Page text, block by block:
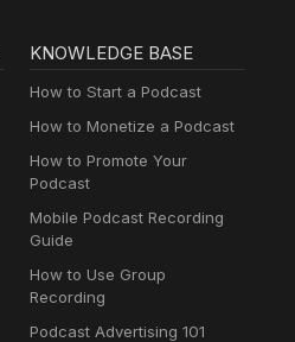
KNOWLEDGE BASE
How to Start a Podcast
How to Monetize a Podcast
How to Promote Your
Podcast
Mobile Podcast Recording
Guide
How to Use Group
Recording
Podcast Advertising 101